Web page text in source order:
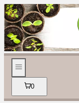
0